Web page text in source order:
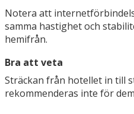
Notera att
samma hastighet och
hemifrån.
Bra att veta
Sträckan från hotellet in till
rekommenderas inte för